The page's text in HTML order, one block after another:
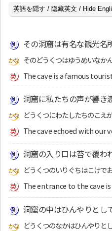
英語を隠す / 隐藏英文 / Hide
その洞窟は有名な観光名
そのどうくつはゆうめいなか
The cave is a famous
洞窟に私たちの声が響き
どうくつにわたしたちのこえ
The cave echoed with our
洞窟の入り口は苔で覆わ
どうくつのいりぐちはこけで
The entrance to the cave
洞窟の中はひんやりとし
どうくつのなかはひんやりと